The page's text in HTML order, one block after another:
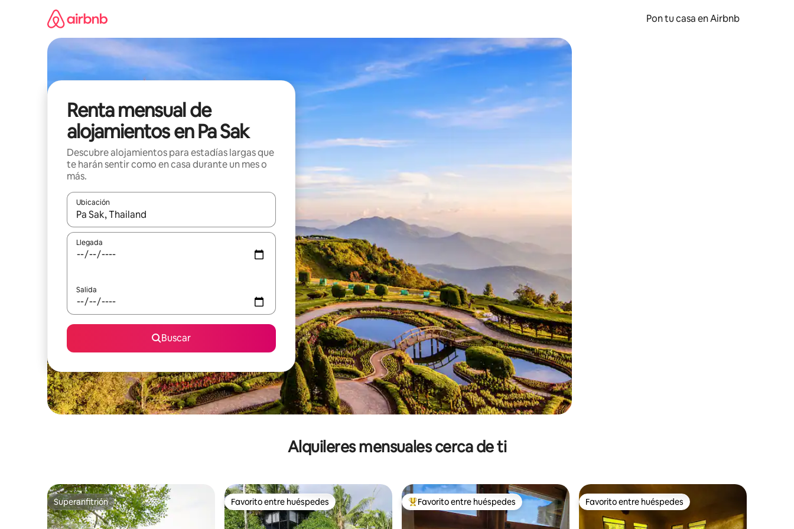
Pon tu casa en Airbnb
Renta mensual de
alojamientos en Pa Sak
Descubre alojamientos para estadías largas que
te harán sentir como en casa durante un mes o
más.
Ubicación
Cuando los resultados estén disponibles, navega con las teclas de flecha hacia arriba y hacia abajo o explora con el tacto o desliza el dedo.
Llegada
Salida
Buscar
Alquileres mensuales cerca de ti
Superanfitrión
Superanfitrión Favorito entre huéspedes
Favorito entre huéspedes Favorito entre huéspedes preferido
Favorito entre huéspedes Favorito entre huéspedes
Favorito entre huéspedes